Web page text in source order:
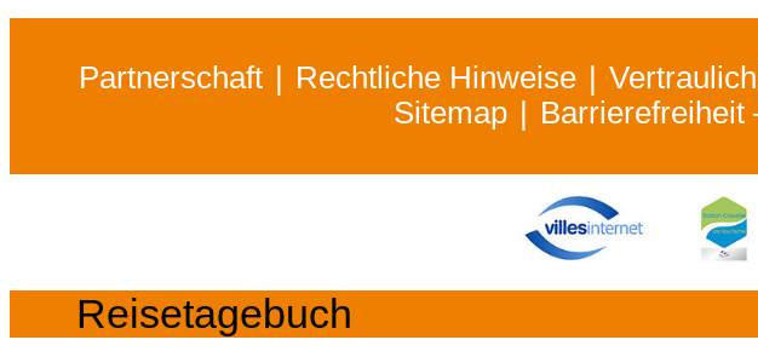
Partnerschaft Rechtliche Hinweise
Sitemap
Barrierefreiheit
Reisetagebuch